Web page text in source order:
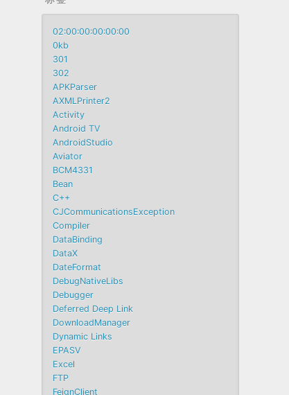
02:00:00:00:00:00
0kb
301
302
APKParser
AXMLPrinter2
Activity
Android TV
AndroidStudio
Aviator
BCM4331
Bean
C++
CJCommunicationsException
Compiler
DataBinding
DataX
DateFormat
DebugNativeLibs
Debugger
Deferred Deep Link
DownloadManager
Dynamic Links
EPASV
Excel
FTP
FeignClient